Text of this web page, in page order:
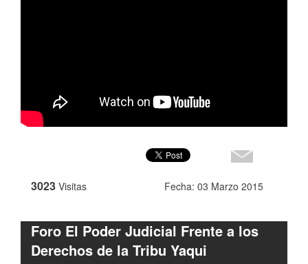
3023 Visitas Fecha: 03 Marzo 2015
Foro El Poder Judicial Frente a los
Derechos de la Tribu Yaqui